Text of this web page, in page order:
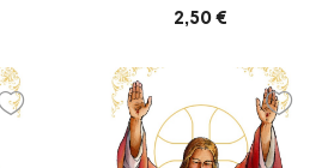
BIENVEILLANT
2,50 €